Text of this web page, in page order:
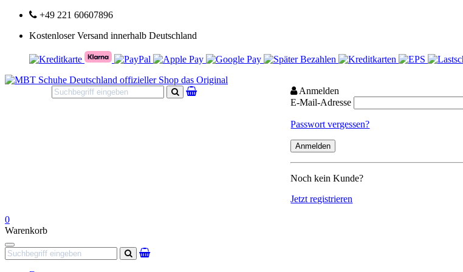
+49 221 60607896
Kostenloser Versand innerhalb Deutschland
Suchen
Anmelden
E-Mail-Adresse
Passwort vergessen?
Noch kein Kunde?
Jetzt registrieren
0
Warenkorb
Navigation
Suchen